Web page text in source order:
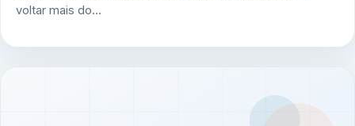
voltar mais do…